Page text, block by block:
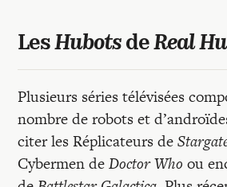
LesHubots deReal
Plusieurs séries télévisées
nombre de robots et
citer les Réplicateurs de
Cybermen deDoctor Who ou